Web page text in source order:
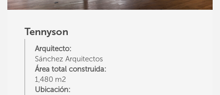
Tennyson
Arquitecto:
Sánchez Arquitectos
Área total construida:
1,480 m2
Ubicación: